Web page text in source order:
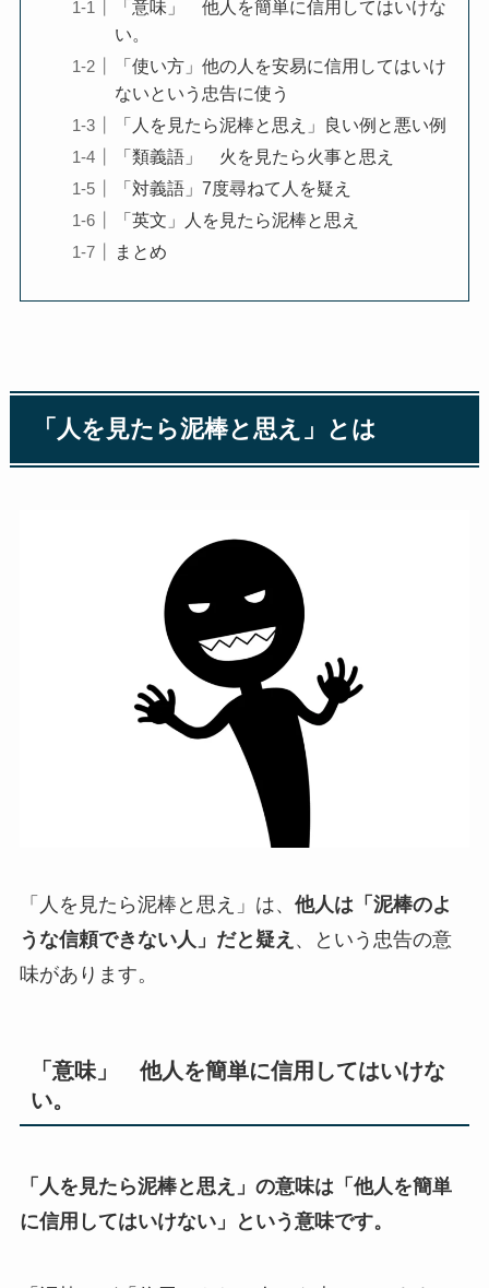
「意味」 他人を簡単に信用してはいけな
い。
「使い方」他の人を安易に信用してはいけ
ないという忠告に使う
「人を見たら泥棒と思え」良い例と悪い例
「類義語」 火を見たら火事と思え
「対義語」7度尋ねて人を疑え
「英文」人を見たら泥棒と思え
まとめ
「人を見たら泥棒と思え」とは
「人を見たら泥棒と思え」は、 他人は「泥棒のよ
うな信頼できない人」だと疑え 、という忠告の意
味があります。
「意味」 他人を簡単に信用してはいけな
い。
「人を見たら泥棒と思え」の意味は「他人を簡単
に信用してはいけない」という意味です。